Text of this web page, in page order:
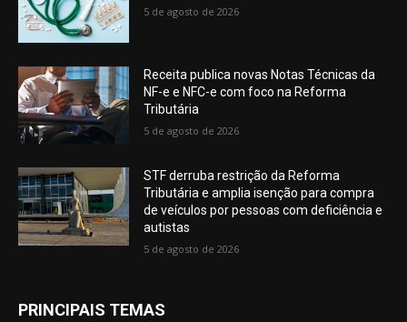
5 de agosto de 2026
Receita publica novas Notas Técnicas da
NF-e e NFC-e com foco na Reforma
Tributária
5 de agosto de 2026
STF derruba restrição da Reforma
Tributária e amplia isenção para compra
de veículos por pessoas com deficiência e
autistas
5 de agosto de 2026
PRINCIPAIS TEMAS